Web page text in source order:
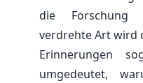
die Forschung
verdrehte Art wird
Erinnerungen
umgedeutet,